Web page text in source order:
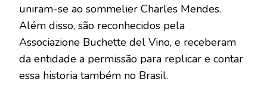
uniram-se ao sommelier Charles Mendes.
Além disso, são reconhecidos pela
Associazione Buchette del Vino, e receberam
da entidade a permissão para replicar e contar
essa historia também no Brasil.